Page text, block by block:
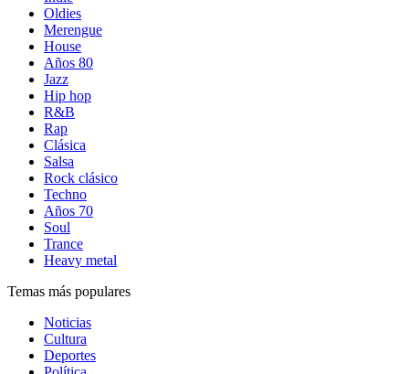
Oldies
Merengue
House
Años 80
Jazz
Hip hop
R&B
Rap
Clásica
Salsa
Rock clásico
Techno
Años 70
Soul
Trance
Heavy metal
Temas más populares
Noticias
Cultura
Deportes